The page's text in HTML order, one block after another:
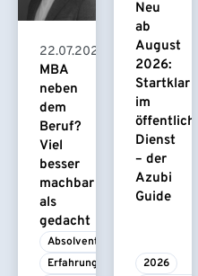
22.07.2026
MBA
neben
dem
Beruf?
Viel
besser
machbar
als
gedacht
Absolvent/-in
Erfahrungsbericht
Neu
ab
August
2026:
Startklar
im
Dienst
– der
Azubi
Guide
2026